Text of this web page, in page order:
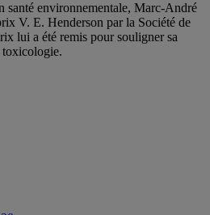
santé environnementale, Marc-André
V. E. Henderson par la Société de
lui a été remis pour souligner sa
toxicologie.